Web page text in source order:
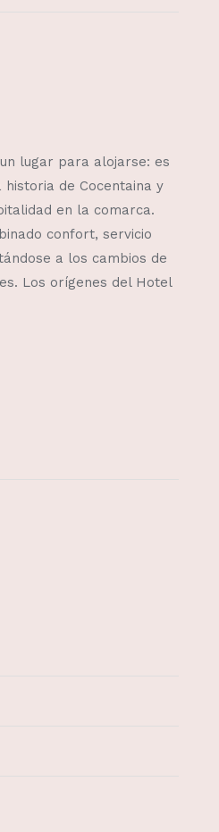
lugar para alojarse: es
de Cocentaina y
en la comarca.
confort, servicio
a los cambios de
Los orígenes del Hotel